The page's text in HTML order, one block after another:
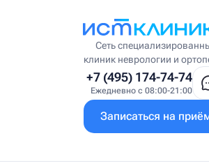
Врач интегративной медицины
Врач первичного приёма
Гастроэнтеролог-гепатолог
Гериатр
Сеть
клиник неврологии и
+7 (495) 174-74-74
Ежедневно с 08:00-21:00
Записаться на